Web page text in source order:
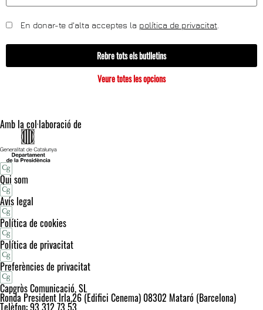
En donar-te d'alta acceptes la política de privacitat
Rebre tots els butlletins
Veure totes les opcions
Amb la col·laboració de
Qui som
Avís legal
Política de cookies
Política de privacitat
Preferències de privacitat
Capgròs Comunicació, SL
Ronda President Irla,26 (Edifici Cenema) 08302 Mataró (Barcelona)
Telèfon: 93 312 73 53